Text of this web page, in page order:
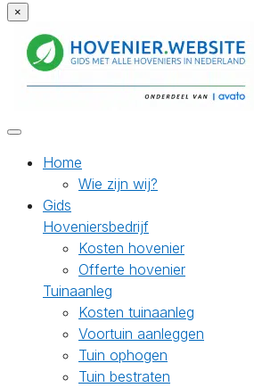
×
Home
Wie zijn wij?
Gids
Hoveniersbedrijf
Kosten hovenier
Offerte hovenier
Tuinaanleg
Kosten tuinaanleg
Voortuin aanleggen
Tuin ophogen
Tuin bestraten